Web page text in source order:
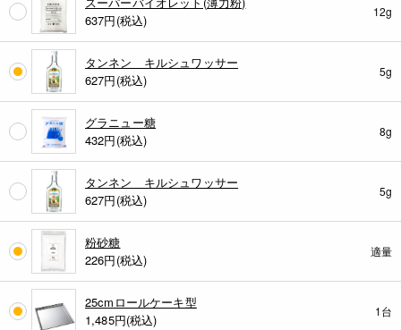
637円(税込)
12g
タンネン キルシュワッサー
627円(税込)
5g
グラニュー糖
432円(税込)
8g
タンネン キルシュワッサー
627円(税込)
5g
粉砂糖
226円(税込)
適量
25cmロールケーキ型
1,485円(税込)
1台